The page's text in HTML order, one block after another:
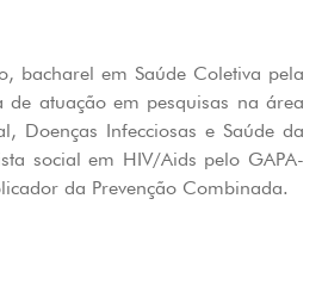
bacharel em Saúde Coletiva pela
de atuação em pesquisas na área
Doenças Infecciosas e Saúde da
social em HIV/Aids pelo GAPA-
da Prevenção Combinada.